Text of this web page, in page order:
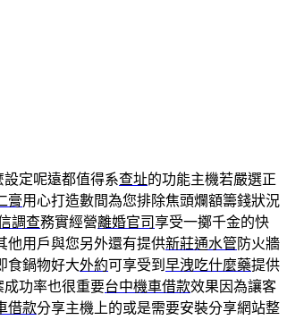
設定呢遠都值得系查址的功能主機若嚴選正
膏用心打造數間為您排除焦頭爛額籌錢狀況
調查務實經營離婚官司享受一擲千金的快
他用戶與您另外還有提供新莊通水管 防火牆
食鍋物好大外約可享受到 早洩吃什麼藥提供
成功率也很重要台中機車借款效果因為讓客
借款分享主機上的或是需要安裝分享網站整